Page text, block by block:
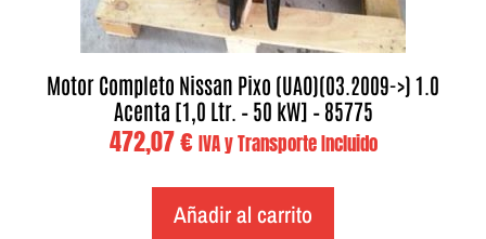
Motor Completo Nissan Pixo (UAO)(03.2009->) 1.0
Acenta [1,0 Ltr. – 50 kW] – 85775
472,07€ IVA y Transporte Incluido
Añadir al carrito